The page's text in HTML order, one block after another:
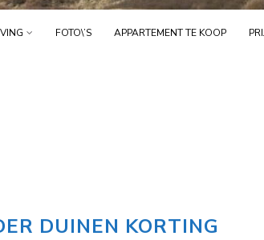
FOTO\’S APPARTEMENT TE KOOP
DUINEN KORTING